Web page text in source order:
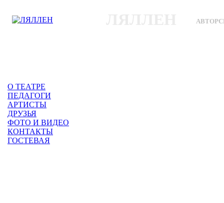
О ТЕАТРЕ
ПЕДАГОГИ
АРТИСТЫ
ДРУЗЬЯ
ФОТО И ВИДЕО
КОНТАКТЫ
ГОСТЕВАЯ